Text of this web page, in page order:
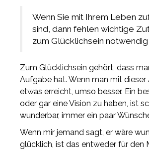
Wenn Sie mit Ihrem Leben
sind, dann fehlen wichtige
zum Glücklichsein notwendig
Zum Glücklichsein gehört, dass
Aufgabe hat. Wenn man mit
etwas erreicht, umso besser. Ein
oder gar eine Vision zu haben, ist
wunderbar, immer ein paar
Wenn mir jemand sagt, er wäre
glücklich, ist das entweder für den